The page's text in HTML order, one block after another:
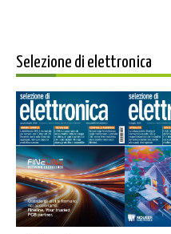
Selezione di elettronica